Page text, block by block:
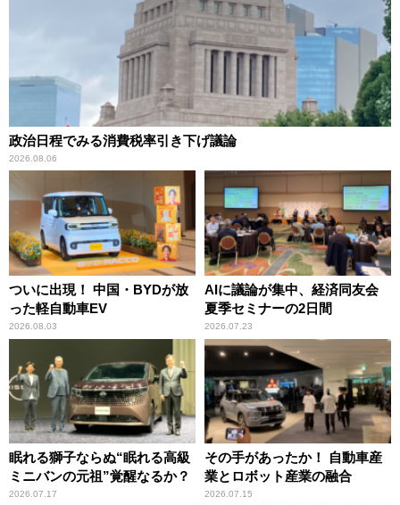
政治日程でみる消費税率引き下げ議論
2026.08.06
ついに出現！ 中国・BYDが放
った軽自動車EV
2026.08.03
AIに議論が集中、経済同友会
夏季セミナーの2日間
2026.07.23
眠れる獅子ならぬ“眠れる高級
ミニバンの元祖”覚醒なるか？
2026.07.17
その手があったか！ 自動車産
業とロボット産業の融合
2026.07.15